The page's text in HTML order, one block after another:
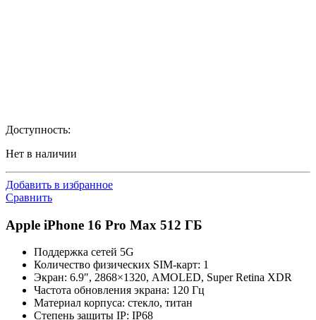
Доступность:
Нет в наличии
Добавить в избранное
Сравнить
Apple iPhone 16 Pro Max 512 ГБ
Поддержка сетей 5G
Количество физических SIM-карт: 1
Экран: 6.9″, 2868×1320, AMOLED, Super Retina XDR
Частота обновления экрана: 120 Гц
Материал корпуса: стекло, титан
Степень защиты IP: IP68